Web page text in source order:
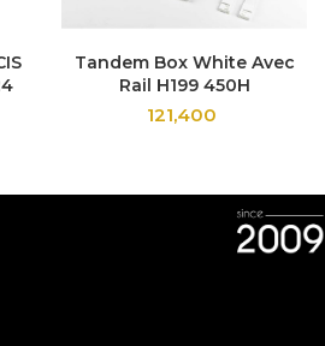
Tandem Box White Avec
Rail H199 450H
121,400